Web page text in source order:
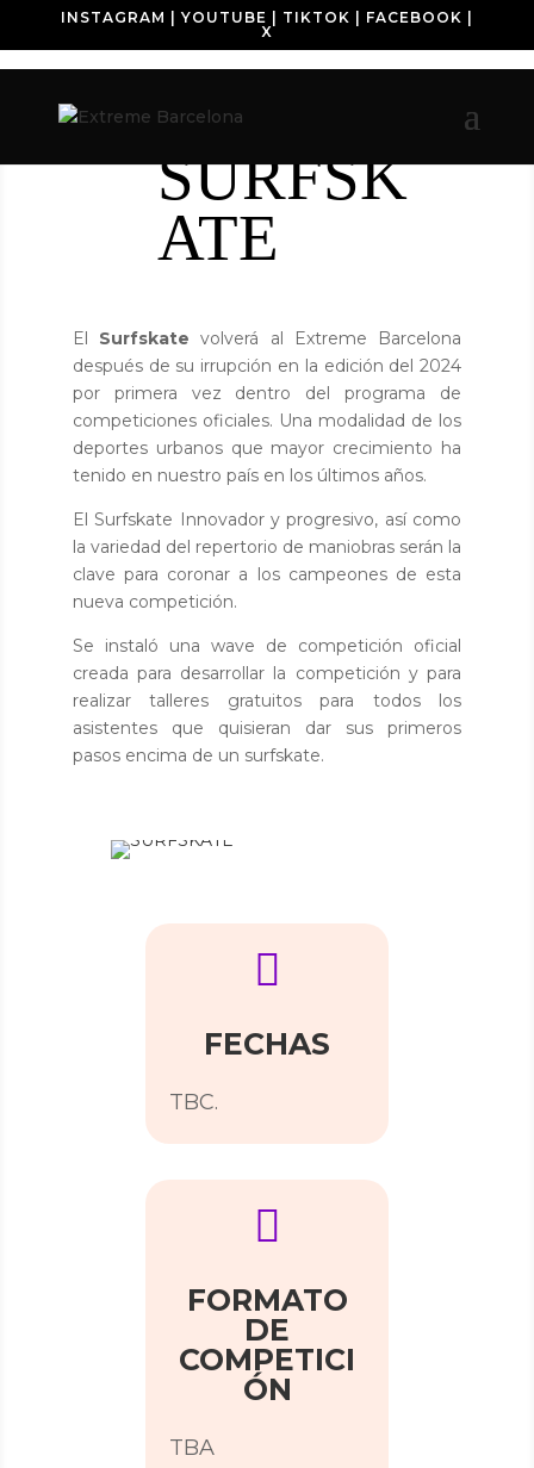
INSTAGRAM YOUTUBE TIKTOK FACEBOOK
X
SURFSK
ATE
El Surfskate volverá al Extreme Barcelona
después de su irrupción en la edición del 2024
por primera vez dentro del programa de
competiciones oficiales. Una modalidad de los
deportes urbanos que mayor crecimiento ha
tenido en nuestro país en los últimos años.
El Surfskate Innovador y progresivo, así como
la variedad del repertorio de maniobras serán la
clave para coronar a los campeones de esta
nueva competición.
Se instaló una wave de competición oficial
creada para desarrollar la competición y para
realizar talleres gratuitos para todos los
asistentes que quisieran dar sus primeros
pasos encima de un surfskate.

FECHAS
TBC.

FORMATO
DE
COMPETICI
ÓN
TBA